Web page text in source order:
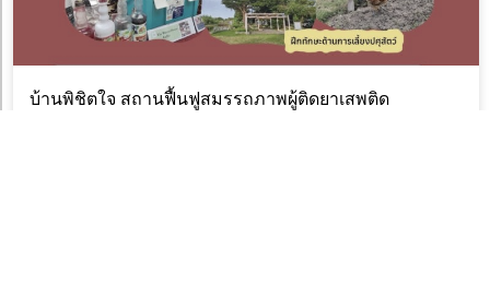
บ้านพิชิตใจ สถานฟื้นฟูสมรรถภาพผู้ติดยาเสพติด